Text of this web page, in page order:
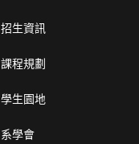
招生資訊
課程規劃
學生園地
系學會